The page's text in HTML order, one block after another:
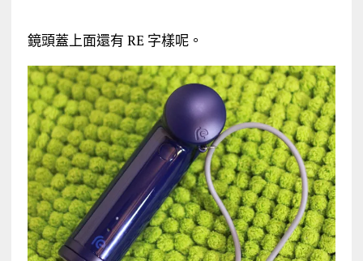
鏡頭蓋上面還有 RE 字樣呢。